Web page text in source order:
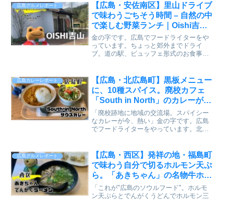
広島グルメレポート
【広島・安佐南区】里山ドライブ
で味わうごちそう時間 – 自然の中
で楽しむ野菜ランチ｜Oishi吉山
レビュー
金の字です。広島でフードライターをや
っています。ちょっと郊外までドライ
ブ。道の駅、ビュッフェ形式のお食事、
ののどかな風景の中で、地元野菜を中心
としたやさしい料理が...
広島カレーレポート
【広島・北広島町】黒板メニュー
に、10種スパイス。廃校カフェ
「South in North」のカレーが
今、熱い【かえるのピクルスと実
食レビュー】
「廃校跡地に地域の交流場。スパイシー
なカレーが今、熱い」金の字です。広島
でフードライターをやっています。北広
レーを扱っていると聞いて、ずっと気に
なっていました。「Sou...
広島グルメレポート
【広島・西区】発祥の地・福島町
で味わう自分で切るホルモン天ぷ
ら。「あきちゃん」の名物牛ホル
モン肉【かえるのピクルスと実食
レビュー】
「これが"広島のソウルフード"。ホルモ
ン天ぷらとでんがくうどんでホルモン三